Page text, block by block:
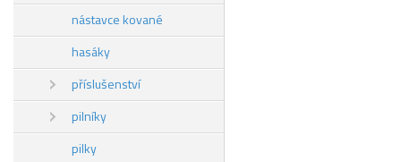
nástavce kované
hasáky
příslušenství
pilníky
pilky